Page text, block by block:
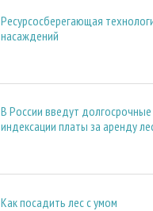
Ресурсосберегающая
насаждений
В России введут
индексации платы за аренду
Как посадить лес с умом